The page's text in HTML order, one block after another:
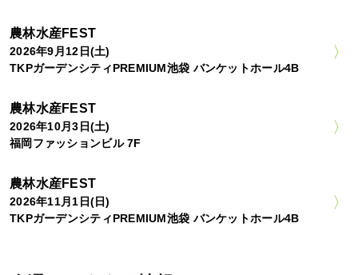
農林水産FEST
2026年9月12日(土)
TKPガーデンシティPREMIUM池袋 バンケットホール4B
農林水産FEST
2026年10月3日(土)
福岡ファッションビル 7F
農林水産FEST
2026年11月1日(日)
TKPガーデンシティPREMIUM池袋 バンケットホール4B